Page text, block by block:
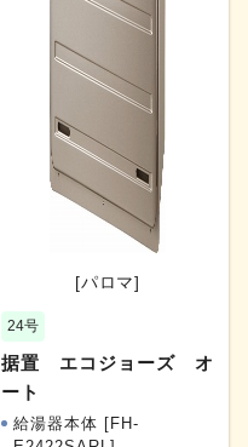
[パロマ]
24号
据置 エコジョーズ オ
ート
給湯器本体 [FH-